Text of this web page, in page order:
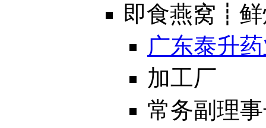
即食燕窝┋鲜
广东泰升
加工厂
常务副理